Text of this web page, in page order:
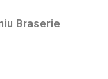
Braserie